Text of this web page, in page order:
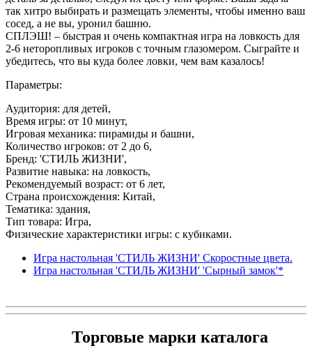
так хитро выбирать и размещать элементы, чтобы именно ваш
сосед, а не вы, уронил башню.
СПЛЭШ! – быстрая и очень компактная игра на ловкость для
2-6 неторопливых игроков с точным глазомером. Сыграйте и
убедитесь, что вы куда более ловки, чем вам казалось!
Параметры:
Аудитория: для детей,
Время игры: от 10 минут,
Игровая механика: пирамиды и башни,
Количество игроков: от 2 до 6,
Бренд: 'СТИЛЬ ЖИЗНИ',
Развитие навыка: на ловкость,
Рекомендуемый возраст: от 6 лет,
Страна происхождения: Китай,
Тематика: здания,
Тип товара: Игра,
Физические характеристики игры: с кубиками.
Игра настольная 'СТИЛЬ ЖИЗНИ' Скоростные цвета.
Игра настольная 'СТИЛЬ ЖИЗНИ' 'Сырный замок'*
Торговые марки каталога